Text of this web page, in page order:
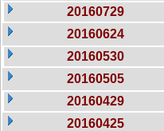
20160729
20160624
20160530
20160505
20160429
20160425